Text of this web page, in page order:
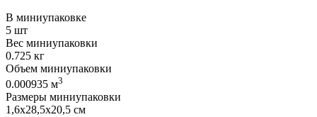
В миниупаковке
5 шт
Вес миниупаковки
0.725 кг
Объем миниупаковки
0.000935 м3
Размеры миниупаковки
1,6х28,5х20,5 см